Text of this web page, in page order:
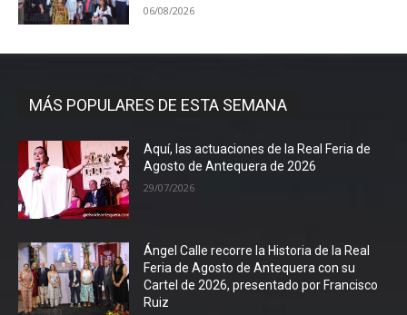
06/08/2026
MÁS POPULARES DE ESTA SEMANA
Aquí, las actuaciones de la Real Feria de
Agosto de Antequera de 2026
29/07/2026
Ángel Calle recorre la Historia de la Real
Feria de Agosto de Antequera con su
Cartel de 2026, presentado por Francisco
Ruiz